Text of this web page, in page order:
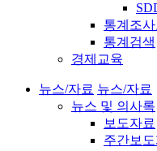
통계조사
통계검색
경제교육
뉴스/자료 뉴스/자료
뉴스 및 의사록
보도자료
주간보